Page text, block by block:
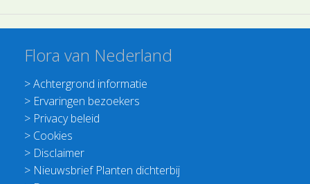
Flora van Nederland
>Achtergrond informatie
> Ervaringen bezoekers
> Privacy beleid
> Cookies
> Disclaimer
> Nieuwsbrief Planten dichterbij